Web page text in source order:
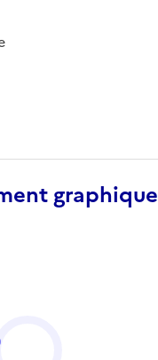
graphique